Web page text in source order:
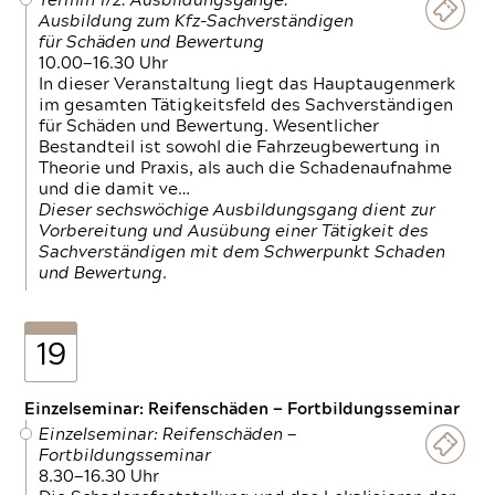
Ausbildung zum Kfz-Sachverständigen
für Schäden und Bewertung
10.00—16.30 Uhr
In dieser Veranstaltung liegt das Hauptaugenmerk
im gesamten Tätigkeitsfeld des Sachverständigen
für Schäden und Bewertung. Wesentlicher
Bestandteil ist sowohl die Fahrzeugbewertung in
Theorie und Praxis, als auch die Schadenaufnahme
und die damit ve…
Dieser sechswöchige Ausbildungsgang dient zur
Vorbereitung und Ausübung einer Tätigkeit des
Sachverständigen mit dem Schwerpunkt Schaden
und Bewertung.
19
Einzelseminar: Reifenschäden — Fortbildungsseminar
Einzelseminar: Reifenschäden —
Fortbildungsseminar
8.30—16.30 Uhr